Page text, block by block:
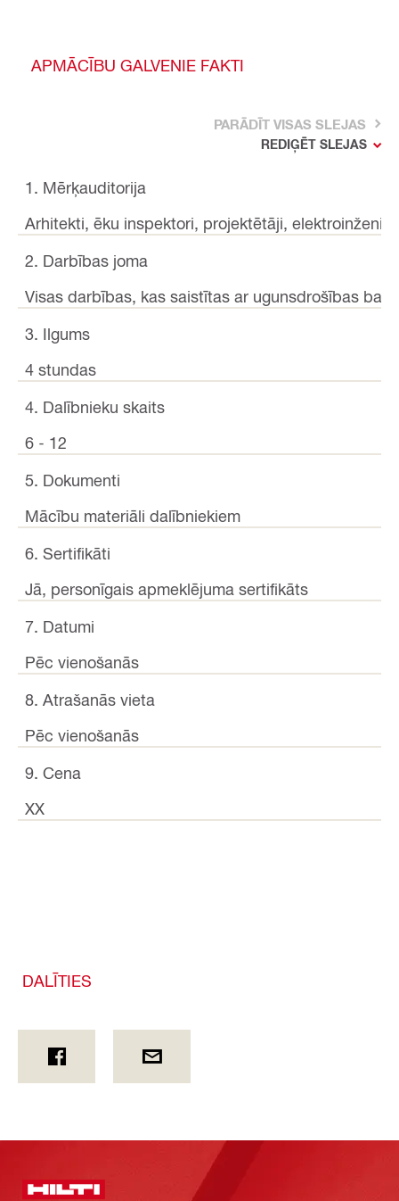
APMĀCĪBU GALVENIE FAKTI
PARĀDĪT VISAS SLEJAS
REDIĢĒT SLEJAS
1. Mērķauditorija
Arhitekti, ēku inspektori, projektētāji,
2. Darbības joma
Visas darbības, kas saistītas ar ugunsdrošības
3. Ilgums
4 stundas
4. Dalībnieku skaits
6 - 12
5. Dokumenti
Mācību materiāli dalībniekiem
6. Sertifikāti
Jā, personīgais apmeklējuma sertifikāts
7. Datumi
Pēc vienošanās
8. Atrašanās vieta
Pēc vienošanās
9. Cena
XX
DALĪTIES